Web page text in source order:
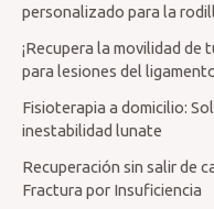
personalizado para la
¡Recupera la movilidad de
para lesiones del
Fisioterapia a domicilio:
inestabilidad lunate
Recuperación sin salir de
Fractura por Insuficiencia